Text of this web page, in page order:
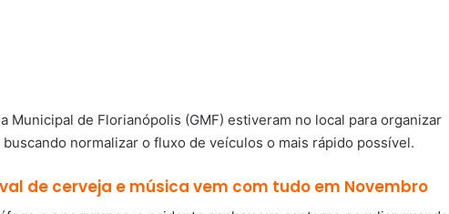
Municipal de Florianópolis (GMF) estiveram no local para organizar
normalizar o fluxo de veículos o mais rápido possível.
de cerveja e música vem com tudo em Novembro